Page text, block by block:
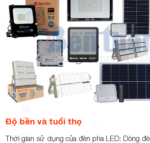
Độ bền và tuổi thọ
Thời gian sử dụng của đèn pha LED: Dòng